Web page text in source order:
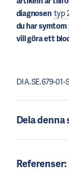
diagnosentyp
du har
vill göra ett
DIA.SE.679-01-
Dela denna
Referenser: